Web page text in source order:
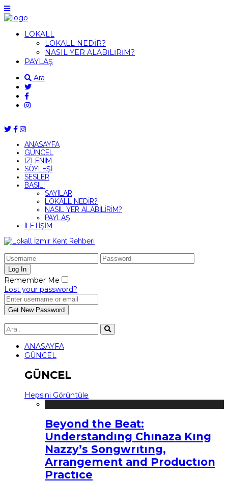
LOKALL
LOKALL NEDİR?
NASIL YER ALABİLİRİM?
PAYLAŞ
Ara
ANASAYFA
GÜNCEL
İZLENİM
SÖYLEŞİ
SESLER
BASILI
SAYILAR
LOKALL NEDİR?
NASIL YER ALABİLİRİM?
PAYLAŞ
İLETİŞİM
Remember Me
Lost your password?
ANASAYFA
GÜNCEL
GÜNCEL
Hepsini Görüntüle
Beyond the Beat:
Understandıng Chınaza Kıng
Nazzy’s Songwrıtıng,
Arrangement and Productıon
Practıce